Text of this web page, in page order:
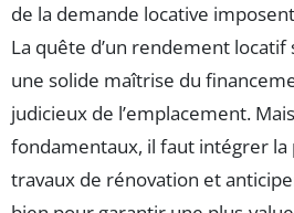
de la demande locative
La quête d’un rendement
une solide maîtrise du
judicieux de l’emplacement.
fondamentaux, il faut intégrer
travaux de rénovation et